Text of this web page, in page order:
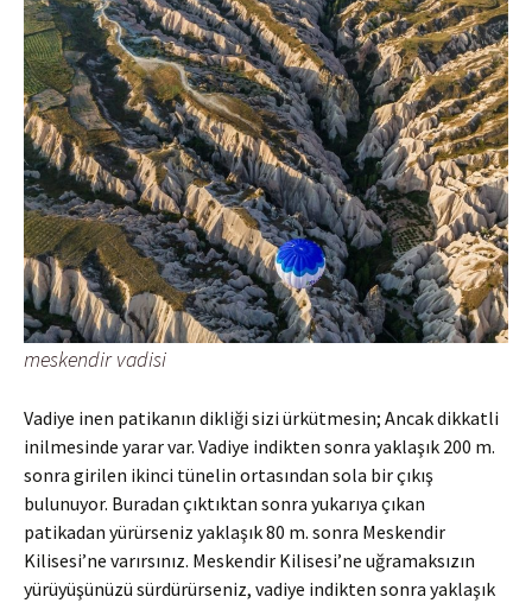
meskendir vadisi
Vadiye inen patikanın dikliği sizi ürkütmesin; Ancak dikkatli
inilmesinde yarar var. Vadiye indikten sonra yaklaşık 200 m.
sonra girilen ikinci tünelin ortasından sola bir çıkış
bulunuyor. Buradan çıktıktan sonra yukarıya çıkan
patikadan yürürseniz yaklaşık 80 m. sonra Meskendir
Kilisesi’ne varırsınız. Meskendir Kilisesi’ne uğramaksızın
yürüyüşünüzü sürdürürseniz, vadiye indikten sonra yaklaşık